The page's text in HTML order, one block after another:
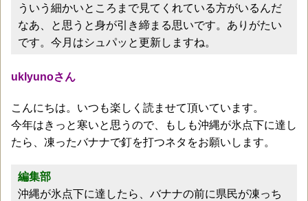
ういう細かいところまで見てくれている方がいるんだ
なあ、と思うと身が引き締まる思いです。ありがたい
です。今月はシュパッと更新しますね。
uklyunoさん
こんにちは。いつも楽しく読ませて頂いています。
今年はきっと寒いと思うので、もしも沖縄が氷点下に達し
たら、凍ったバナナで釘を打つネタをお願いします。
編集部
沖縄が氷点下に達したら、バナナの前に県民が凍っち